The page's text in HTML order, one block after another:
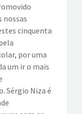
nossas
cinquenta
por uma
um ir o mais
Sérgio Niza é